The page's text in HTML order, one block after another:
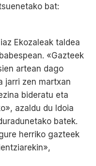
bat:
Ekozaleak taldea
«Gazteek
artean dago
jarri zen martxan
bideratu eta
azaldu du Idoia
batek.
herriko gazteek